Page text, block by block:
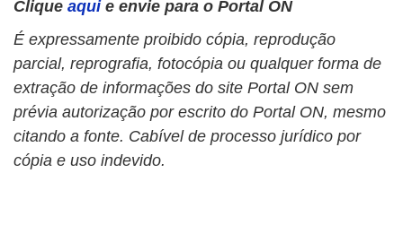
Clique aqui e envie para o Portal ON
É expressamente proibido cópia, reprodução
parcial, reprografia, fotocópia ou qualquer forma de
extração de informações do site Portal ON sem
prévia autorização por escrito do Portal ON, mesmo
citando a fonte. Cabível de processo jurídico por
cópia e uso indevido.